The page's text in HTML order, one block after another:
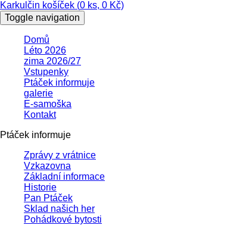
Karkulčin košíček (0 ks, 0 Kč)
Toggle navigation
Domů
Léto 2026
zima 2026/27
Vstupenky
Ptáček informuje
galerie
E-samoška
Kontakt
Ptáček informuje
Zprávy z vrátnice
Vzkazovna
Základní informace
Historie
Pan Ptáček
Sklad našich her
Pohádkové bytosti